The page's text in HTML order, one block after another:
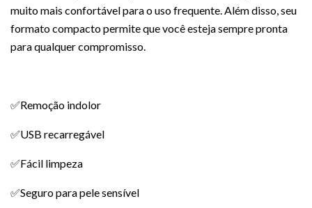
muito mais confortável para o uso frequente. Além disso, seu
formato compacto permite que você esteja sempre pronta
para qualquer compromisso.
✅Remoção indolor
✅USB recarregável
✅Fácil limpeza
✅Seguro para pele sensível